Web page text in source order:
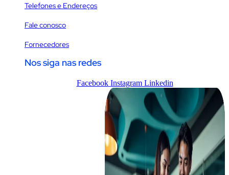
Telefones e Endereços
Fale conosco
Fornecedores
Nos siga nas redes
Facebook Instagram Linkedin